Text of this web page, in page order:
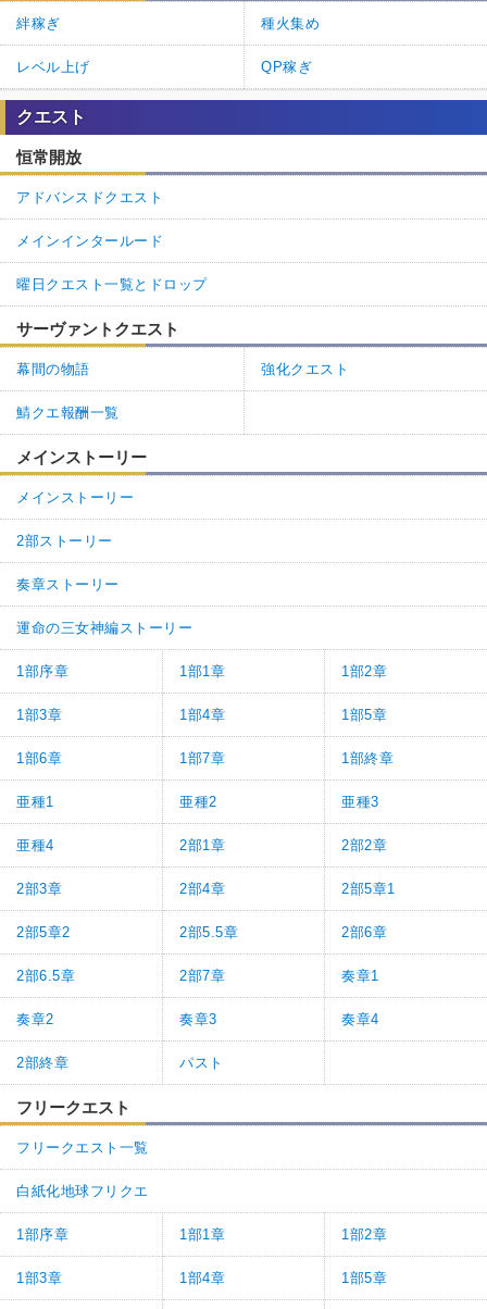
絆稼ぎ 種火集め
レベル上げ QP稼ぎ
クエスト
恒常開放
アドバンスドクエスト
メインインタールード
曜日クエスト一覧とドロップ
サーヴァントクエスト
幕間の物語 強化クエスト
鯖クエ報酬一覧
メインストーリー
メインストーリー
2部ストーリー
奏章ストーリー
運命の三女神編ストーリー
1部序章 1部1章 1部2章
1部3章 1部4章 1部5章
1部6章 1部7章 1部終章
亜種1 亜種2 亜種3
亜種4 2部1章 2部2章
2部3章 2部4章 2部5章1
2部5章2 2部5.5章 2部6章
2部6.5章 2部7章 奏章1
奏章2 奏章3 奏章4
2部終章 パスト
フリークエスト
フリークエスト一覧
白紙化地球フリクエ
1部序章 1部1章 1部2章
1部3章 1部4章 1部5章